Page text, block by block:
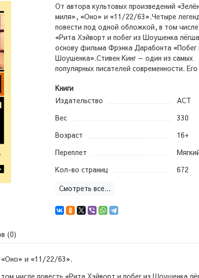
От автора культовых произведений
миля», «Оно» и «11/22/63».Четыре
повести под одной обложкой, в том числе
«Рита Хэйворт и побег из Шоушенка
основу фильма Фрэнка Дарабонта «Побег
Шоушенка».Стивен Кинг — один из самых
популярных писателей современности.
Книги
Издательство
АСТ
Вес
330
Возраст
16+
Переплет
Кол-во страниц
672
Смотреть все...
(0)
«Оно» и «11/22/63».
числе повесть «Рита Хэйворт и побег из Шоушенка